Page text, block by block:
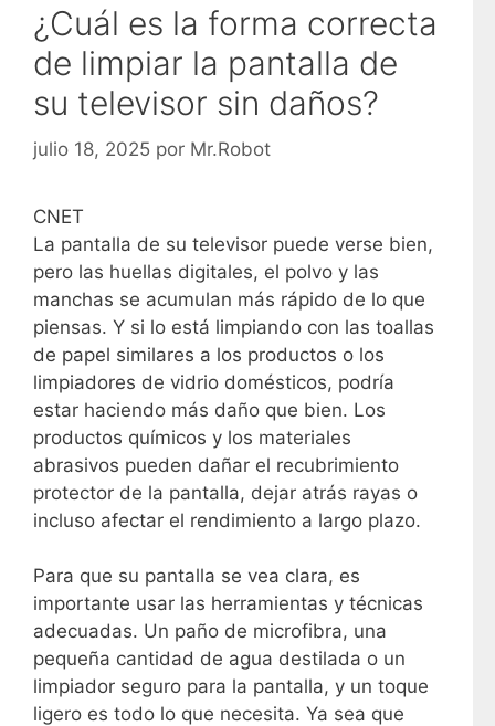
¿Cuál es la forma correcta
de limpiar la pantalla de
su televisor sin daños?
julio 18, 2025 por Mr.Robot
CNET
La pantalla de su televisor puede verse bien,
pero las huellas digitales, el polvo y las
manchas se acumulan más rápido de lo que
piensas. Y si lo está limpiando con las toallas
de papel similares a los productos o los
limpiadores de vidrio domésticos, podría
estar haciendo más daño que bien. Los
productos químicos y los materiales
abrasivos pueden dañar el recubrimiento
protector de la pantalla, dejar atrás rayas o
incluso afectar el rendimiento a largo plazo.
Para que su pantalla se vea clara, es
importante usar las herramientas y técnicas
adecuadas. Un paño de microfibra, una
pequeña cantidad de agua destilada o un
limpiador seguro para la pantalla, y un toque
ligero es todo lo que necesita. Ya sea que